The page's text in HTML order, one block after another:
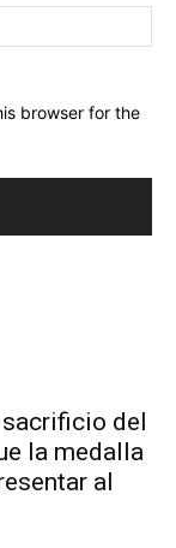
browser for the
sacrificio del
la medalla
al